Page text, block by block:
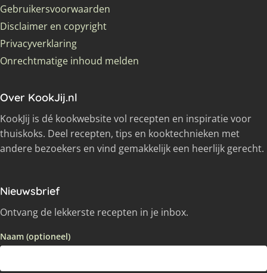
Gebruikersvoorwaarden
Disclaimer en copyright
Privacyverklaring
Onrechtmatige inhoud melden
Over KookJij.nl
KookJij is dé kookwebsite vol recepten en inspiratie voor
thuiskoks. Deel recepten, tips en kooktechnieken met
andere bezoekers en vind gemakkelijk een heerlijk gerecht.
Nieuwsbrief
Ontvang de lekkerste recepten in je inbox.
Naam (optioneel)